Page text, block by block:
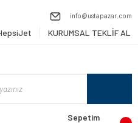
info@ustapazar.com
KURUMSAL TEKLİF AL
Sepetim